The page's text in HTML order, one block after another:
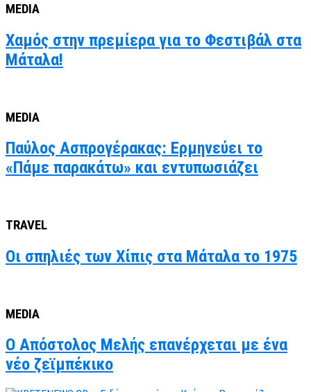
MEDIA
Χαμός στην πρεμίερα για το Φεστιβάλ στα
Μάταλα!
MEDIA
Παύλος Ασπρογέρακας: Ερμηνεύει το
«Πάμε παρακάτω» και εντυπωσιάζει
TRAVEL
Οι σπηλιές των Χίπις στα Μάταλα το 1975
MEDIA
O Απόστολος Μελής επανέρχεται με ένα
νέο ζεϊμπέκικο